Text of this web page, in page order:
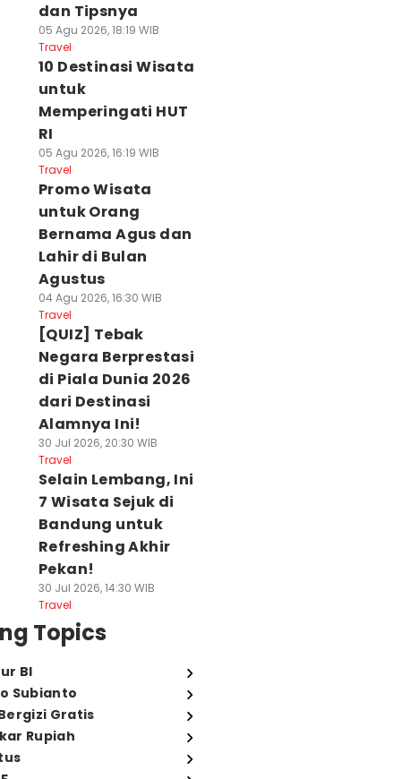
dan Tipsnya
05 Agu 2026, 18:19 WIB
Travel
10 Destinasi Wisata
untuk
Memperingati HUT
RI
05 Agu 2026, 16:19 WIB
Travel
Promo Wisata
untuk Orang
Bernama Agus dan
Lahir di Bulan
Agustus
04 Agu 2026, 16:30 WIB
Travel
[QUIZ] Tebak
Negara Berprestasi
di Piala Dunia 2026
dari Destinasi
Alamnya Ini!
30 Jul 2026, 20:30 WIB
Travel
Selain Lembang, Ini
7 Wisata Sejuk di
Bandung untuk
Refreshing Akhir
Pekan!
30 Jul 2026, 14:30 WIB
Travel
Topics
BI
Subianto
Gratis
Rupiah